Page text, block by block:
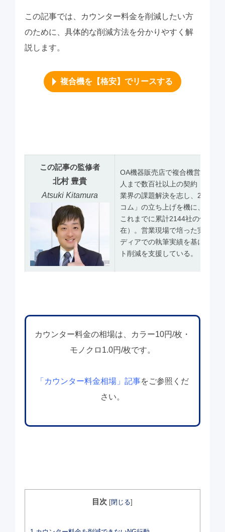
この記事では、カウンター料金を削減したい方
のために、具体的な削減方法を分かりやすく解
説します。
複合機を【格安】でリースする
この記事の監修者
北村 豊貴
Atsuki Kitamura
OA機器販売店で複合機営業を担
人まで数百社以上の契約・導入
業界の課題解決を志し、2023年
コム」の立ち上げを機に、見積
これまでに累計2144社の価格診
在）。営業現場で培った実務ノ
ディアでの執筆実績を基に、透
ト削減を支援している。
カウンター料金の相場は、カラー10円/枚・
モノクロ1.0円/枚です。
「カウンター料金相場」記事をご参照くだ
さい。
目次 [閉じる]